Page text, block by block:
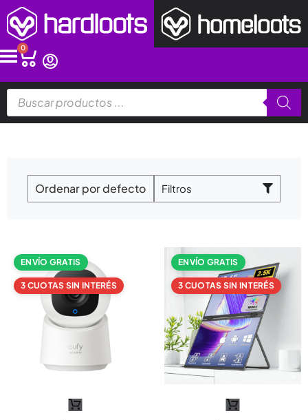
contenido
0
Cart
productos
Filtros
ENVÍO GRATIS
3 CUOTAS SIN INTERÉS
ENVÍO GRATIS
3 CUOTAS SIN INTERÉS